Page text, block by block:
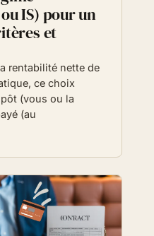
IS) pour un
et
rentabilité nette de
ce choix
(vous ou la
(au